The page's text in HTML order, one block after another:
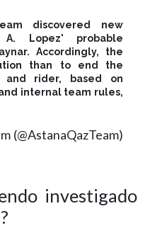
discovered new
Lopez' probable
Accordingly, the
than to end the
and rider, based on
internal team rules,
(@AstanaQazTeam)
investigado